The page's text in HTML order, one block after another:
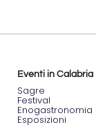
Eventi in Calabria
Sagre
Festival
Enogastronomia
Esposizioni